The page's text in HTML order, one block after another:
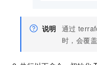
说明 通过
时，会覆